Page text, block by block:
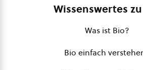
Wissenswertes
Was ist Bio?
Bio einfach